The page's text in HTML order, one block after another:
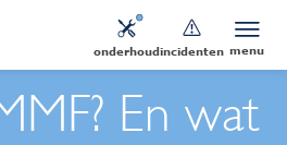
onderhoudincidenten menu
En wat